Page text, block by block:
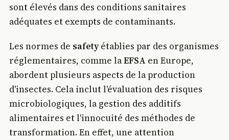
sont élevés dans des conditions sanitaires
adéquates et exempts de contaminants.
Les normes de safetyétablies par des organismes
réglementaires, comme laEFSA en Europe,
abordent plusieurs aspects de la production
d'insectes. Cela inclut l'évaluation des risques
microbiologiques, la gestion des additifs
alimentaires et l'innocuité des méthodes de
transformation. En effet, une attention